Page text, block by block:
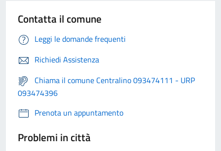
Contatta il comune
Leggi le domande frequenti
Richiedi Assistenza
Chiama il comune Centralino 093474111 - URP
093474396
Prenota un appuntamento
Problemi in città